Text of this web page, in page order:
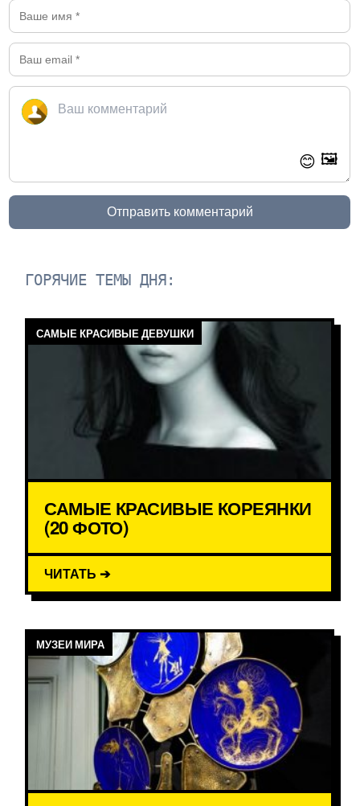
😊 🖼️
Отправить комментарий
ГОРЯЧИЕ ТЕМЫ ДНЯ:
САМЫЕ КРАСИВЫЕ ДЕВУШКИ
САМЫЕ КРАСИВЫЕ КОРЕЯНКИ
(20 ФОТО)
ЧИТАТЬ ➔
МУЗЕИ МИРА